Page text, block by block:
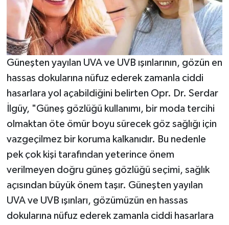
Güneşten yayılan UVA ve UVB ışınlarının, gözün en
hassas dokularına nüfuz ederek zamanla ciddi
hasarlara yol açabildiğini belirten Opr. Dr. Serdar
İlgüy, "Güneş gözlüğü kullanımı, bir moda tercihi
olmaktan öte ömür boyu sürecek göz sağlığı için
vazgeçilmez bir koruma kalkanıdır. Bu nedenle
pek çok kişi tarafından yeterince önem
verilmeyen doğru güneş gözlüğü seçimi, sağlık
açısından büyük önem taşır. Güneşten yayılan
UVA ve UVB ışınları, gözümüzün en hassas
dokularına nüfuz ederek zamanla ciddi hasarlara